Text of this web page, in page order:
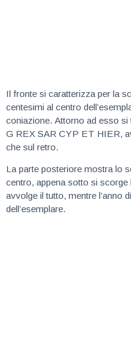
Il fronte si caratterizza per la
centesimi al centro
coniazione. Attorno ad esso
G REX SAR CYP ET HIER,
che sul retro.
La parte posteriore mostra lo
centro, appena sotto si
avvolge il tutto, mentre l’anno
dell’esemplare.